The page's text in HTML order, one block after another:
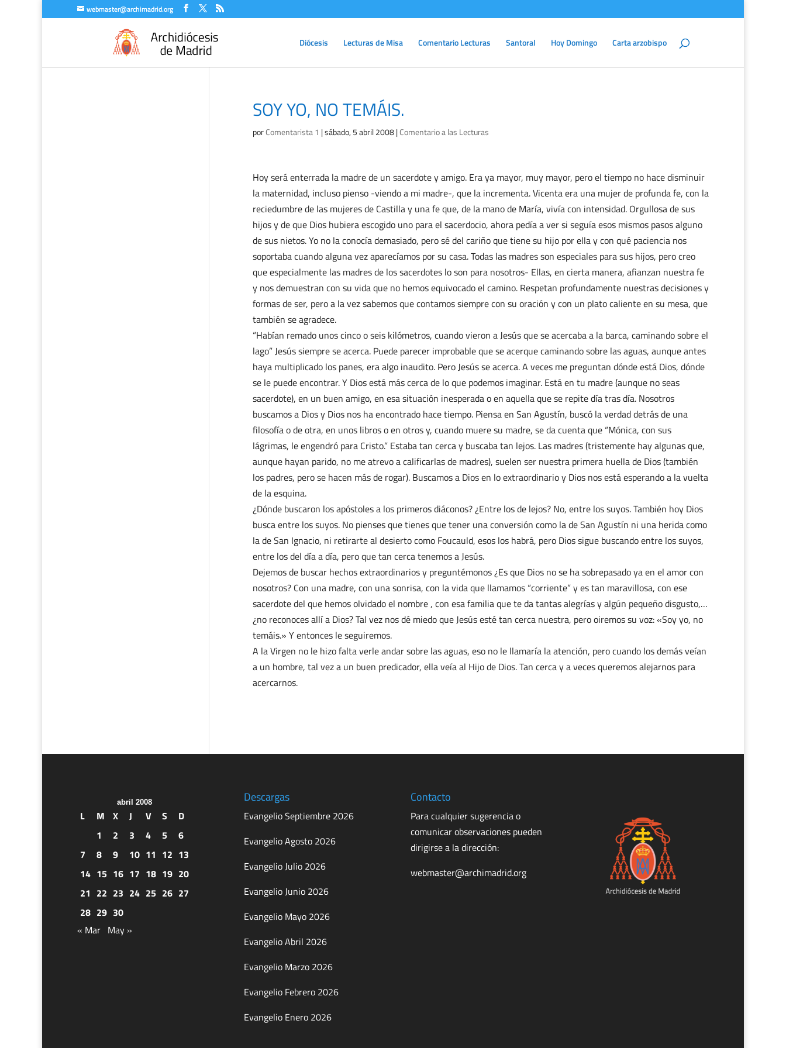
webmaster@archimadrid.org
Diócesis Lecturas de Misa Comentario Lecturas Santoral Hoy Domingo Carta arzobispo
SOY YO, NO TEMÁIS.
porComentarista 1 |sábado, 5 abril 2008|Comentario a las Lecturas
Hoy será enterrada la madre de un sacerdote y amigo. Era ya mayor, muy mayor, pero el tiempo no hace disminuir
la maternidad, incluso pienso -viendo a mi madre-, que la incrementa. Vicenta era una mujer de profunda fe, con la
reciedumbre de las mujeres de Castilla y una fe que, de la mano de María, vivía con intensidad. Orgullosa de sus
hijos y de que Dios hubiera escogido uno para el sacerdocio, ahora pedía a ver si seguía esos mismos pasos alguno
de sus nietos. Yo no la conocía demasiado, pero sé del cariño que tiene su hijo por ella y con qué paciencia nos
soportaba cuando alguna vez aparecíamos por su casa. Todas las madres son especiales para sus hijos, pero creo
que especialmente las madres de los sacerdotes lo son para nosotros- Ellas, en cierta manera, afianzan nuestra fe
y nos demuestran con su vida que no hemos equivocado el camino. Respetan profundamente nuestras decisiones y
formas de ser, pero a la vez sabemos que contamos siempre con su oración y con un plato caliente en su mesa, que
también se agradece.
“Habían remado unos cinco o seis kilómetros, cuando vieron a Jesús que se acercaba a la barca, caminando sobre el
lago” Jesús siempre se acerca. Puede parecer improbable que se acerque caminando sobre las aguas, aunque antes
haya multiplicado los panes, era algo inaudito. Pero Jesús se acerca. A veces me preguntan dónde está Dios, dónde
se le puede encontrar. Y Dios está más cerca de lo que podemos imaginar. Está en tu madre (aunque no seas
sacerdote), en un buen amigo, en esa situación inesperada o en aquella que se repite día tras día. Nosotros
buscamos a Dios y Dios nos ha encontrado hace tiempo. Piensa en San Agustín, buscó la verdad detrás de una
filosofía o de otra, en unos libros o en otros y, cuando muere su madre, se da cuenta que “Mónica, con sus
lágrimas, le engendró para Cristo.” Estaba tan cerca y buscaba tan lejos. Las madres (tristemente hay algunas que,
aunque hayan parido, no me atrevo a calificarlas de madres), suelen ser nuestra primera huella de Dios (también
los padres, pero se hacen más de rogar). Buscamos a Dios en lo extraordinario y Dios nos está esperando a la vuelta
de la esquina.
¿Dónde buscaron los apóstoles a los primeros diáconos? ¿Entre los de lejos? No, entre los suyos. También hoy Dios
busca entre los suyos. No pienses que tienes que tener una conversión como la de San Agustín ni una herida como
la de San Ignacio, ni retirarte al desierto como Foucauld, esos los habrá, pero Dios sigue buscando entre los suyos,
entre los del día a día, pero que tan cerca tenemos a Jesús.
Dejemos de buscar hechos extraordinarios y preguntémonos ¿Es que Dios no se ha sobrepasado ya en el amor con
nosotros? Con una madre, con una sonrisa, con la vida que llamamos “corriente” y es tan maravillosa, con ese
sacerdote del que hemos olvidado el nombre , con esa familia que te da tantas alegrías y algún pequeño disgusto,…
¿no reconoces allí a Dios? Tal vez nos dé miedo que Jesús esté tan cerca nuestra, pero oiremos su voz: «Soy yo, no
temáis.» Y entonces le seguiremos.
A la Virgen no le hizo falta verle andar sobre las aguas, eso no le llamaría la atención, pero cuando los demás veían
a un hombre, tal vez a un buen predicador, ella veía al Hijo de Dios. Tan cerca y a veces queremos alejarnos para
acercarnos.
abril 2008
L M X J V S
D
1
2 3 4 5
6
7
8 9 10 11 12 13
14 15 16 17 18 19 20
21 22 23 24 25 26 27
28 29 30
« Mar May »
Descargas
Evangelio Septiembre 2026
Evangelio Agosto 2026
Evangelio Julio 2026
Evangelio Junio 2026
Evangelio Mayo 2026
Evangelio Abril 2026
Evangelio Marzo 2026
Evangelio Febrero 2026
Evangelio Enero 2026
Contacto
Para cualquier sugerencia o
comunicar observaciones pueden
dirigirse a la dirección:
webmaster@archimadrid.org